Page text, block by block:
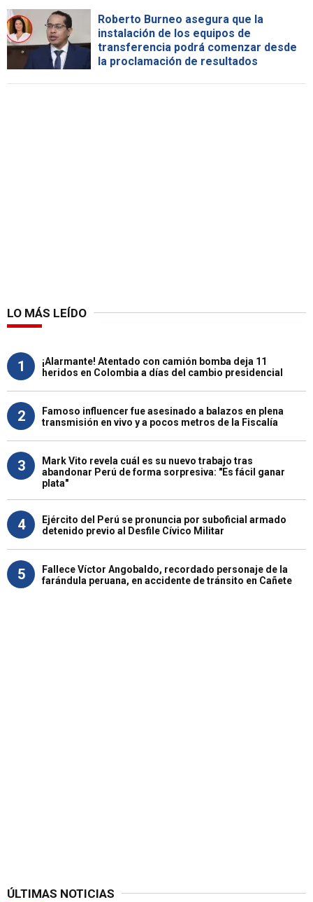
Roberto Burneo asegura que la
instalación de los equipos de
transferencia podrá comenzar desde
la proclamación de resultados
LO MÁS LEÍDO
1
¡Alarmante! Atentado con camión bomba deja 11
heridos en Colombia a días del cambio presidencial
2
Famoso influencer fue asesinado a balazos en plena
transmisión en vivo y a pocos metros de la Fiscalía
3
Mark Vito revela cuál es su nuevo trabajo tras
abandonar Perú de forma sorpresiva: "Es fácil ganar
plata"
4
Ejército del Perú se pronuncia por suboficial armado
detenido previo al Desfile Cívico Militar
5
Fallece Víctor Angobaldo, recordado personaje de la
farándula peruana, en accidente de tránsito en Cañete
ÚLTIMAS NOTICIAS